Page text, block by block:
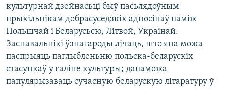
культурнай дзейнасьці быў пасьлядоўным
прыхільнікам добрасуседзкіх адносінаў паміж
Польшчай і Беларусьсю, Літвой, Украінай.
Заснавальнікі ўзнагароды лічаць, што яна можа
паспрыяць паглыбленьню польска-беларускіх
стасункаў у галіне культуры; дапаможа
папулярызаваць сучасную беларускую літаратуру ў